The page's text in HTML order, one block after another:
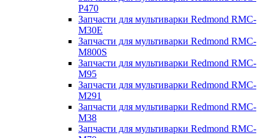
P470
Запчасти для мультиварки Redmond RMC-
M30E
Запчасти для мультиварки Redmond RMC-
M800S
Запчасти для мультиварки Redmond RMC-
M95
Запчасти для мультиварки Redmond RMC-
M291
Запчасти для мультиварки Redmond RMC-
M38
Запчасти для мультиварки Redmond RMC-